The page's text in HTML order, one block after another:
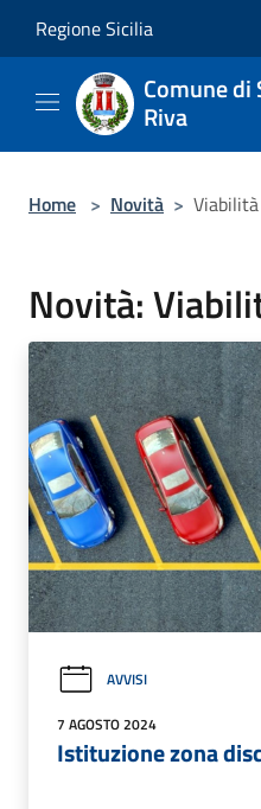
Regione Sicilia
Comune di
Riva
Home > Novità > Viabilità
Novità:
AVVISI
7 AGOSTO 2024
Istituzione zona